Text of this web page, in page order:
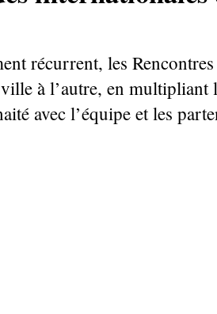
récurrent, les
à l’autre, en multipliant
avec l’équipe et les